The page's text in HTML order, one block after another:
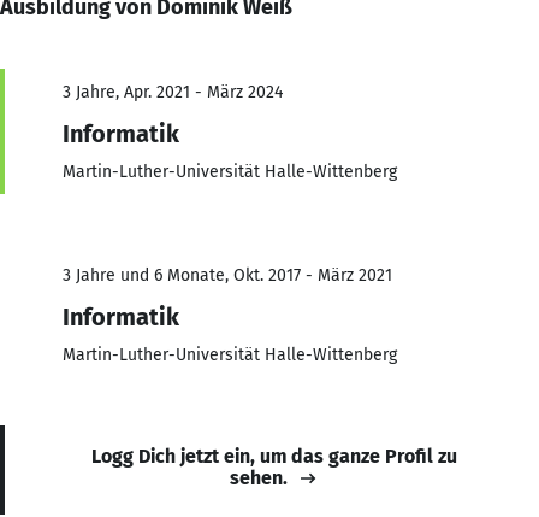
Ausbildung von Dominik Weiß
3 Jahre, Apr. 2021 - März 2024
Informatik
Martin-Luther-Universität Halle-Wittenberg
3 Jahre und 6 Monate, Okt. 2017 - März 2021
Informatik
Martin-Luther-Universität Halle-Wittenberg
Logg Dich jetzt ein, um das ganze Profil zu
sehen.